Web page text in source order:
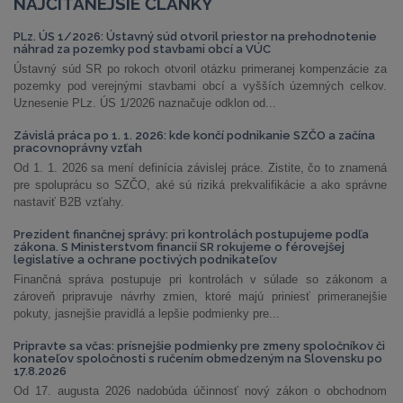
PLz. ÚS 1/2026: Ústavný súd otvoril priestor na prehodnotenie
náhrad za pozemky pod stavbami obcí a VÚC
Ústavný súd SR po rokoch otvoril otázku primeranej kompenzácie za
pozemky pod verejnými stavbami obcí a vyšších územných celkov.
Uznesenie PLz. ÚS 1/2026 naznačuje odklon od...
Závislá práca po 1. 1. 2026: kde končí podnikanie SZČO a začína
pracovnoprávny vzťah
Od 1. 1. 2026 sa mení definícia závislej práce. Zistite, čo to znamená
pre spoluprácu so SZČO, aké sú riziká prekvalifikácie a ako správne
nastaviť B2B vzťahy.
Prezident finančnej správy: pri kontrolách postupujeme podľa
zákona. S Ministerstvom financií SR rokujeme o férovejšej
legislatíve a ochrane poctivých podnikateľov
Finančná správa postupuje pri kontrolách v súlade so zákonom a
zároveň pripravuje návrhy zmien, ktoré majú priniesť primeranejšie
pokuty, jasnejšie pravidlá a lepšie podmienky pre...
Pripravte sa včas: prísnejšie podmienky pre zmeny spoločníkov či
konateľov spoločnosti s ručením obmedzeným na Slovensku po
17.8.2026
Od 17. augusta 2026 nadobúda účinnosť nový zákon o obchodnom